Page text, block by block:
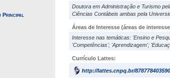
Principal
Doutora em Administração e Turismo
Ciências Contábeis ambas pela
Áreas de Interesse (áreas de
Interesse nas temáticas: 'Ensino e
'Competências'; 'Aprendizagem';
Currículo Lattes:
http://lattes.cnpq.br/